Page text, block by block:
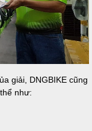
giải, DNGBIKE cũng
như: